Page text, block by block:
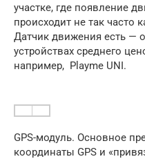
участке, где появление
происходит не так часто
Датчик движения есть —
устройствах среднего
например, Playme UNI.
GPS-модуль. Основное
координаты GPS и